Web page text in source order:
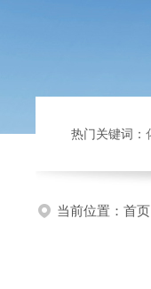
热门关键词：
当前位置： 首页